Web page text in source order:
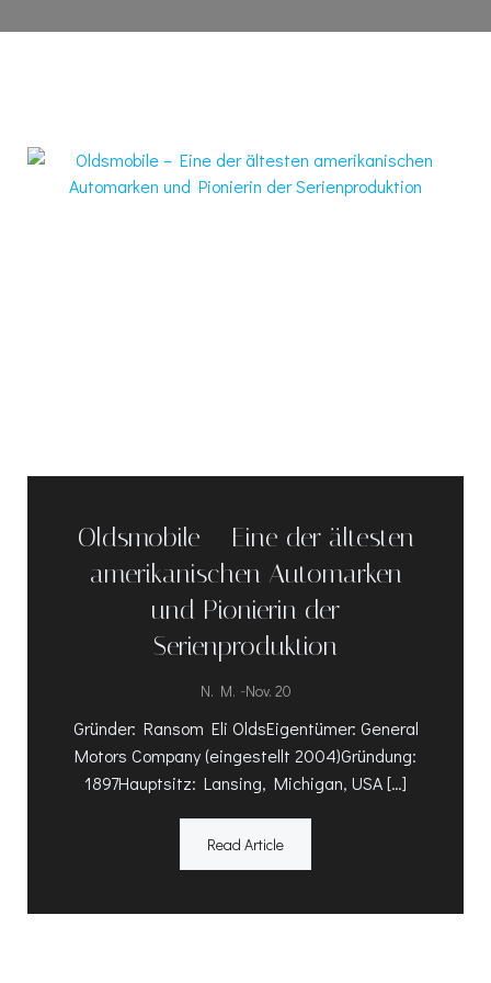
Oldsmobile – Eine der ältesten
amerikanischen Automarken
und Pionierin der
Serienproduktion
N. M. -Nov. 20
Gründer: Ransom Eli OldsEigentümer: General
Motors Company (eingestellt 2004)Gründung:
1897Hauptsitz: Lansing, Michigan, USA […]
Read Article